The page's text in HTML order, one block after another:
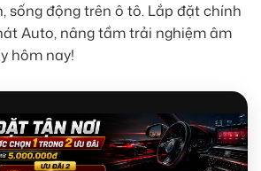
sống động trên ô tô. Lắp đặt chính
Auto, nâng tầm trải nghiệm âm
hôm nay!